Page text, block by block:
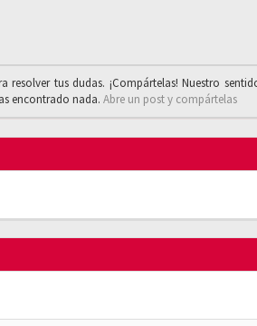
resolver tus dudas. ¡Compártelas! Nuestro
encontrado nada. Abre un post y compártelas